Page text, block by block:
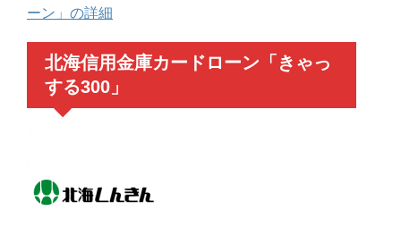
ーン」の詳細
北海信用金庫カードローン「きゃっ
する300」